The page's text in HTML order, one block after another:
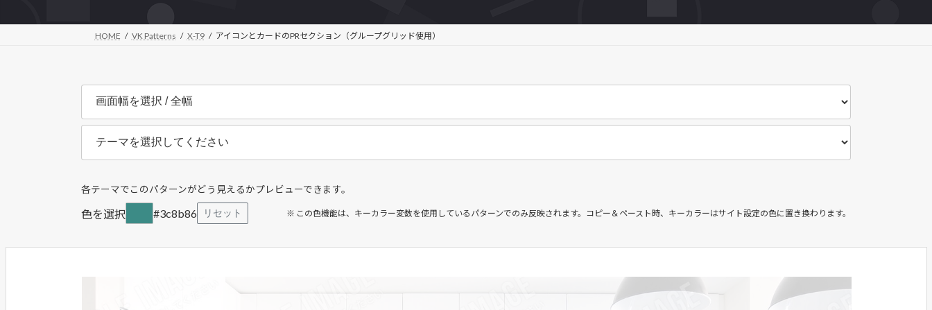
HOME VK Patterns X-T9 アイコンとカードのPRセクション（グループグリッド使用）
各テーマでこのパターンがどう見えるかプレビューできます。
色を選択 #3c8b86 リセット ※ この色機能は、キーカラー変数を使用しているパターンでのみ反映されます。コピー＆ペースト時、キーカラーはサイト設定の色に置き換わります。